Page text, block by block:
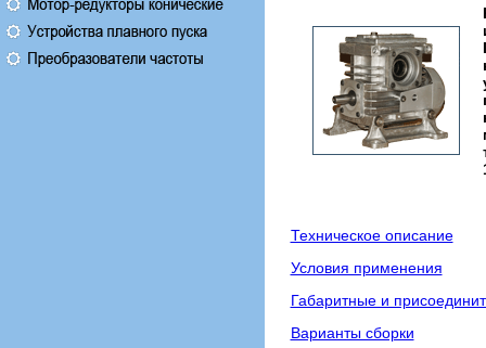
Техническое описание
Условия применения
Габаритные и
Варианты сборки